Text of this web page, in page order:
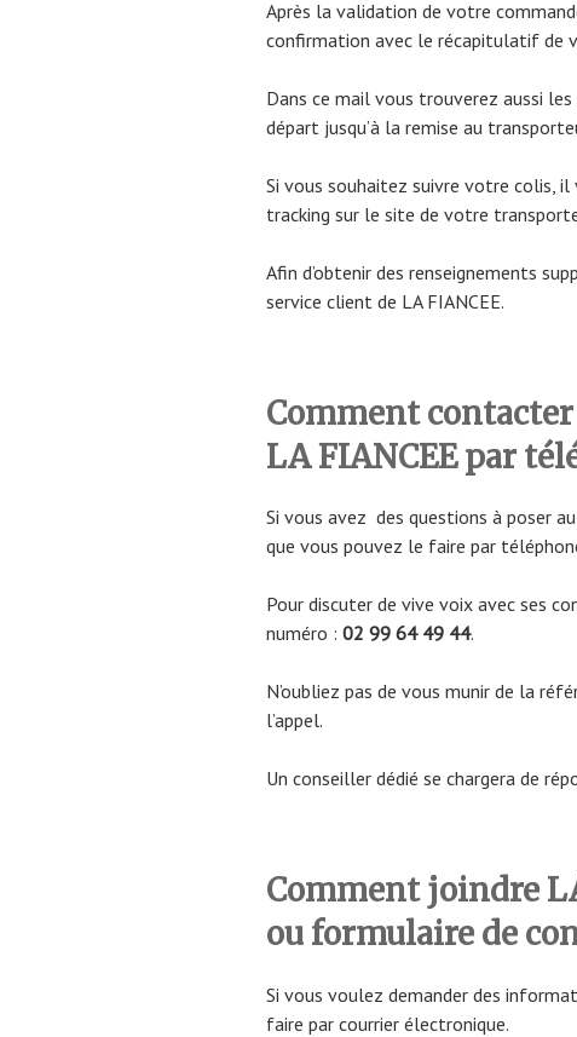
Après la validation de votre
confirmation avec le récapitulatif de
Dans ce mail vous trouverez aussi
départ jusqu’à la remise au
Si vous souhaitez suivre votre colis, il
tracking sur le site de votre
Afin d’obtenir des renseignements
service client de LA FIANCEE.
Comment
LA FIANCEE par
Si vous avez des questions à poser
que vous pouvez le faire par
Pour discuter de vive voix avec ses
numéro : 02 99 64 49 44.
N’oubliez pas de vous munir de la
l’appel.
Un conseiller dédié se chargera de
Comment joindre
ou formulaire de
Si vous voulez demander des
faire par courrier électronique.